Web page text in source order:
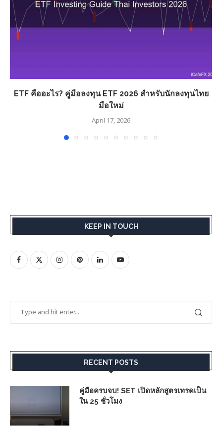
ETF คืออะไร? คู่มือลงทุน ETF 2026 สำหรับนักลงทุนไทย
มือใหม่
April 17, 2026
KEEP IN TOUCH
RECENT POSTS
คู่มือครบจบ! SET เปิดหลักสูตรเทรดเป็น
ใน 25 ชั่วโมง